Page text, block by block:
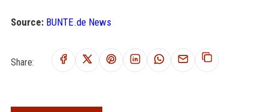
Source: BUNTE.de News
Share: